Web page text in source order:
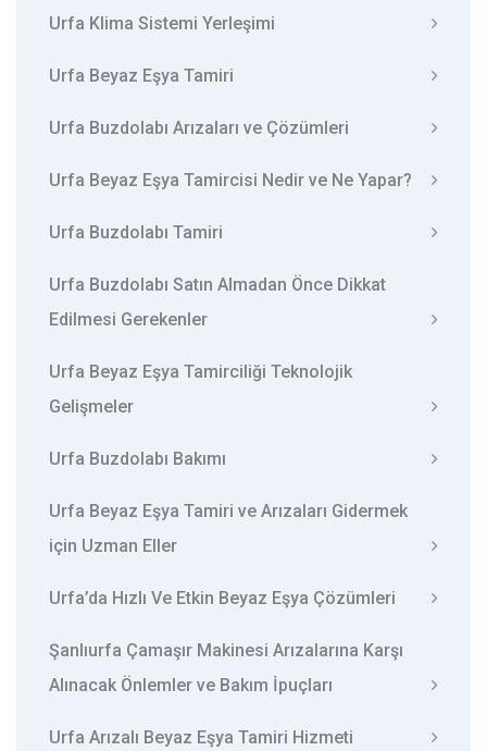
Urfa Klima Sistemi Yerleşimi
Urfa Beyaz Eşya Tamiri
Urfa Buzdolabı Arızaları ve Çözümleri
Urfa Beyaz Eşya Tamircisi Nedir ve Ne Yapar?
Urfa Buzdolabı Tamiri
Urfa Buzdolabı Satın Almadan Önce Dikkat
Edilmesi Gerekenler
Urfa Beyaz Eşya Tamirciliği Teknolojik
Gelişmeler
Urfa Buzdolabı Bakımı
Urfa Beyaz Eşya Tamiri ve Arızaları Gidermek
için Uzman Eller
Urfa’da Hızlı Ve Etkin Beyaz Eşya Çözümleri
Şanlıurfa Çamaşır Makinesi Arızalarına Karşı
Alınacak Önlemler ve Bakım İpuçları
Urfa Arızalı Beyaz Eşya Tamiri Hizmeti